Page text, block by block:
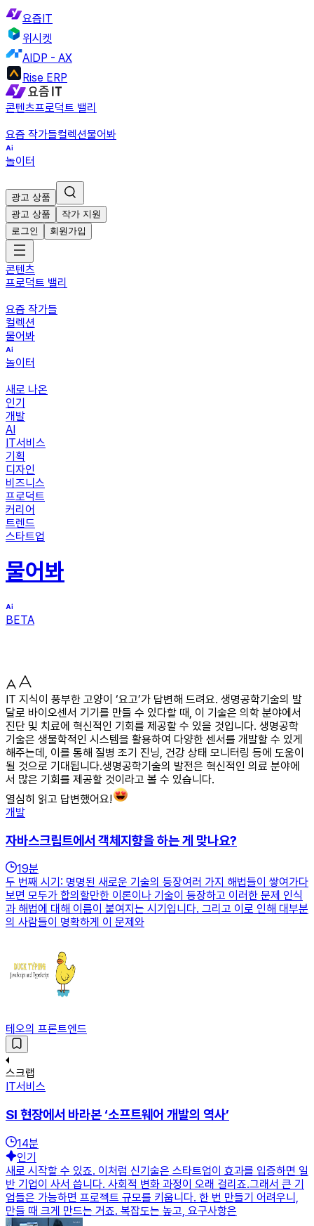
요즘IT
위시켓
AIDP - AX
Rise ERP
콘텐츠프로덕트 밸리
요즘 작가들컬렉션물어봐
놀이터
광고 상품
광고 상품
작가 지원
로그인
회원가입
콘텐츠
프로덕트 밸리
요즘 작가들
컬렉션
물어봐
놀이터
새로 나온
인기
개발
AI
IT서비스
기획
디자인
비즈니스
프로덕트
커리어
트렌드
스타트업
물어봐
BETA
IT 지식이 풍부한 고양이 ‘요고’가 답변해 드려요. 생명공학기술의 발
달로 바이오센서 기기를 만들 수 있다할 때, 이 기술은 의학 분야에서
진단 및 치료에 혁신적인 기회를 제공할 수 있을 것입니다. 생명공학
기술은 생물학적인 시스템을 활용하여 다양한 센서를 개발할 수 있게
해주는데, 이를 통해 질병 조기 진닝, 건강 상태 모니터링 등에 도움이
될 것으로 기대됩니다.생명공학기술의 발전은 혁신적인 의료 분야에
서 많은 기회를 제공할 것이라고 볼 수 있습니다.
열심히 읽고 답변했어요!
개발
자바스크립트에서 객체지향을 하는 게 맞나요?
19분
두 번째 시기: 명명된 새로운 기술의 등장여러 가지 해법들이 쌓여가다
보면 모두가 합의할만한 이론이나 기술이 등장하고 이러한 문제 인식
과 해법에 대해 이름이 붙여지는 시기입니다. 그리고 이로 인해 대부분
의 사람들이 명확하게 이 문제와
테오의 프론트엔드
스크랩
IT서비스
SI 현장에서 바라본 ‘소프트웨어 개발의 역사’
14분
인기
새로 시작할 수 있죠. 이처럼 신기술은 스타트업이 효과를 입증하면 일
반 기업이 사서 씁니다. 사회적 변화 과정이 오래 걸리죠.그래서 큰 기
업들은 가능하면 프로젝트 규모를 키웁니다. 한 번 만들기 어려우니,
만들 때 크게 만드는 거죠. 복잡도는 높고, 요구사항은